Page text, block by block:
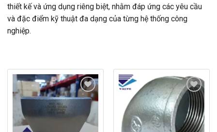
thiết kế và ứng dụng riêng biệt, nhằm đáp ứng các yêu cầu
và đặc điểm kỹ thuật đa dạng của từng hệ thống công
nghiệp.
Add to
wishlist
Add to
wishlist